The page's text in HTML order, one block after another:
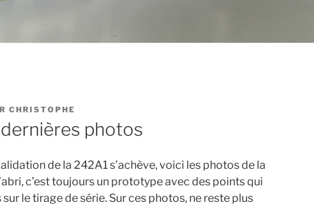
CHRISTOPHE
photos
de la 242A1 s’achève, voici les photos de la
c’est toujours un prototype avec des points qui
le tirage de série. Sur ces photos, ne reste plus